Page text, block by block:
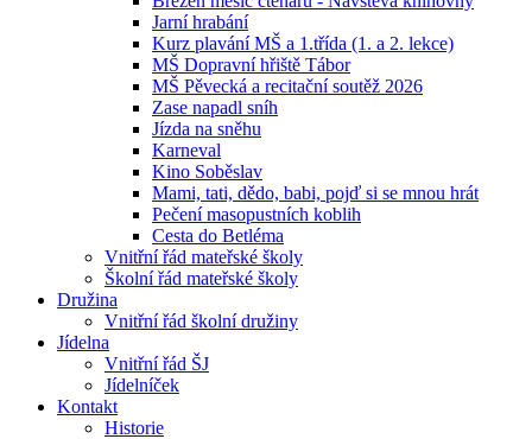
Jarní hrabání
Kurz plavání MŠ a 1.třída (1. a 2. lekce)
MŠ Dopravní hřiště Tábor
MŠ Pěvecká a recitační soutěž 2026
Zase napadl sníh
Jízda na sněhu
Karneval
Kino Soběslav
Mami, tati, dědo, babi, pojď si se mnou hrát
Pečení masopustních koblih
Cesta do Betléma
Vnitřní řád mateřské školy
Školní řád mateřské školy
Družina
Vnitřní řád školní družiny
Jídelna
Vnitřní řád ŠJ
Jídelníček
Kontakt
Historie